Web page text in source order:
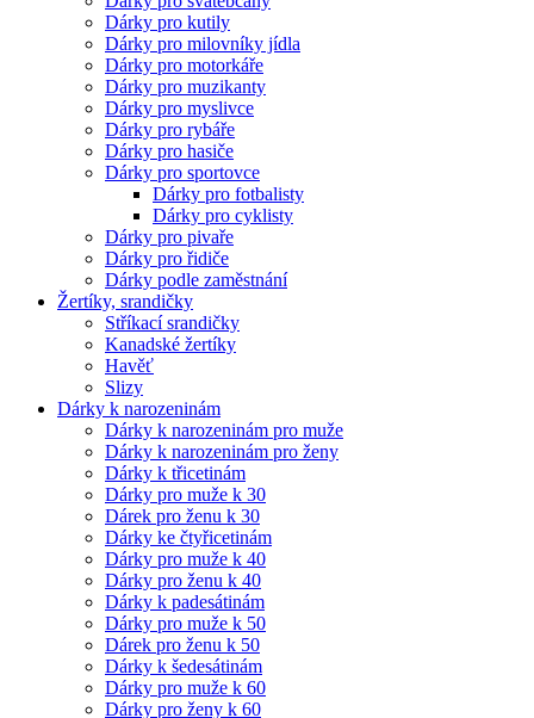
Dárky pro kutily
Dárky pro milovníky jídla
Dárky pro motorkáře
Dárky pro muzikanty
Dárky pro myslivce
Dárky pro rybáře
Dárky pro hasiče
Dárky pro sportovce
Dárky pro fotbalisty
Dárky pro cyklisty
Dárky pro pivaře
Dárky pro řidiče
Dárky podle zaměstnání
Žertíky, srandičky
Stříkací srandičky
Kanadské žertíky
Havěť
Slizy
Dárky k narozeninám
Dárky k narozeninám pro muže
Dárky k narozeninám pro ženy
Dárky k třicetinám
Dárky pro muže k 30
Dárek pro ženu k 30
Dárky ke čtyřicetinám
Dárky pro muže k 40
Dárky pro ženu k 40
Dárky k padesátinám
Dárky pro muže k 50
Dárek pro ženu k 50
Dárky k šedesátinám
Dárky pro muže k 60
Dárky pro ženy k 60